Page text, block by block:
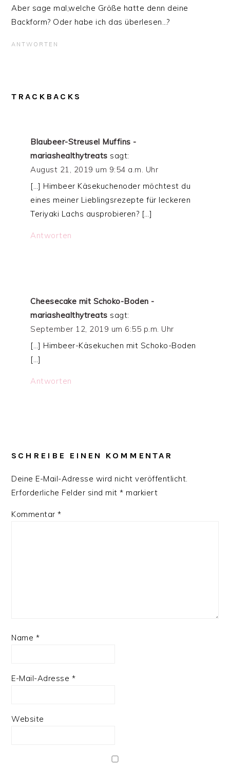
Aber sage mal,welche Größe hatte denn deine
Backform? Oder habe ich das überlesen…?
ANTWORTEN
TRACKBACKS
Blaubeer-Streusel Muffins -
mariashealthytreats sagt:
August 21, 2019 um 9:54 a.m. Uhr
[…] Himbeer Käsekuchenoder möchtest du
eines meiner Lieblingsrezepte für leckeren
Teriyaki Lachs ausprobieren? […]
Antworten
Cheesecake mit Schoko-Boden -
mariashealthytreats sagt:
September 12, 2019 um 6:55 p.m. Uhr
[…] Himbeer-Käsekuchen mit Schoko-Boden
[…]
Antworten
SCHREIBE EINEN KOMMENTAR
Deine E-Mail-Adresse wird nicht veröffentlicht.
Erforderliche Felder sind mit* markiert
Kommentar*
Name *
E-Mail-Adresse *
Website